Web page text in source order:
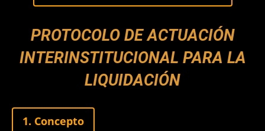
PROTOCOLO DE ACTUACIÓN
INTERINSTITUCIONAL PARA LA
LIQUIDACIÓN
1. Concepto